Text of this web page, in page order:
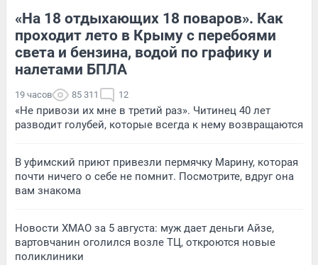
«На 18 отдыхающих 18 поваров». Как
проходит лето в Крыму с перебоями
света и бензина, водой по графику и
налетами БПЛА
19 часов 85 311 12
«Не привози их мне в третий раз». Читинец 40 лет
разводит голубей, которые всегда к нему возвращаются
В уфимский приют привезли пермячку Марину, которая
почти ничего о себе не помнит. Посмотрите, вдруг она
вам знакома
Новости ХМАО за 5 августа: муж дает деньги Айзе,
вартовчанин оголился возле ТЦ, откроются новые
поликлиники